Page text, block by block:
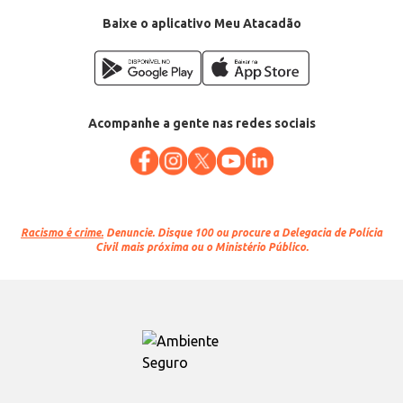
Baixe o aplicativo Meu Atacadão
Acompanhe a gente nas redes sociais
Racismo é crime. Denuncie. Disque 100 ou procure a Delegacia de Polícia
Civil mais próxima ou o Ministério Público.